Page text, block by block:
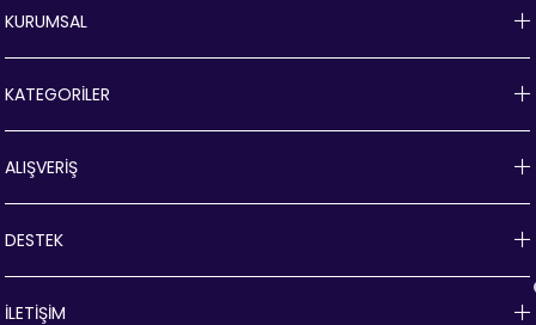
KURUMSAL
KATEGORİLER
ALIŞVERİŞ
DESTEK
İLETİŞİM